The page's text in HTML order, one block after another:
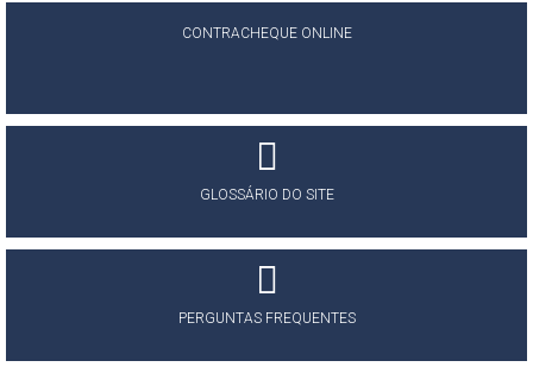
CONTRACHEQUE ONLINE
GLOSSÁRIO DO SITE
PERGUNTAS FREQUENTES